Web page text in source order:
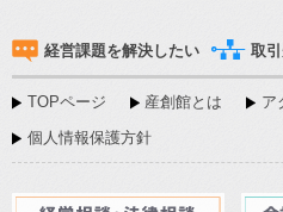
経営課題を解決したい 取
TOPページ 産創館とは ア
個人情報保護方針